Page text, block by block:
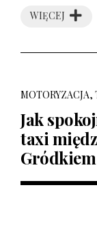
WIĘCEJ
MOTORYZACJA,
Jak
taxi